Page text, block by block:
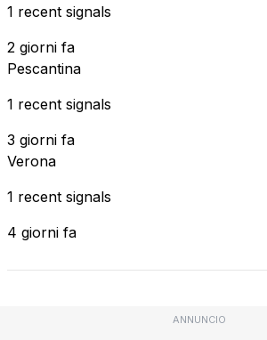
1 recent signals
2 giorni fa
Pescantina
1 recent signals
3 giorni fa
Verona
1 recent signals
4 giorni fa
ANNUNCIO